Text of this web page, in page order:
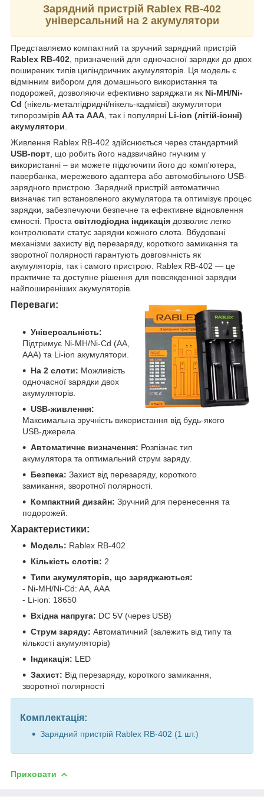
Зарядний пристрій Rablex RB-402
універсальний на 2 акумулятори
Представляємо компактний та зручний зарядний пристрій
Rablex RB-402 , призначений для одночасної зарядки до двох
поширених типів циліндричних акумуляторів. Ця модель є
відмінним вибором для домашнього використання та
подорожей, дозволяючи ефективно заряджати як Ni-MH/Ni-
Cd (нікель-металгідридні/нікель-кадмієві) акумулятори
типорозмірів AA та AAA , так і популярні Li-ion (літій-іонні)
акумулятори
Живлення Rablex RB-402 здійснюється через стандартний
USB-порт , що робить його надзвичайно гнучким у
використанні – ви можете підключити його до комп'ютера,
павербанка, мережевого адаптера або автомобільного USB-
зарядного пристрою. Зарядний пристрій автоматично
визначає тип встановленого акумулятора та оптимізує процес
зарядки, забезпечуючи безпечне та ефективне відновлення
ємності. Проста світлодіодна індикація дозволяє легко
контролювати статус зарядки кожного слота. Вбудовані
механізми захисту від перезаряду, короткого замикання та
зворотної полярності гарантують довговічність як
акумуляторів, так і самого пристрою. Rablex RB-402 — це
практичне та доступне рішення для повсякденної зарядки
найпоширеніших акумуляторів.
Переваги:
Універсальність:
Підтримує Ni-MH/Ni-Cd (AA,
AAA) та Li-ion акумулятори.
На 2 слоти: Можливість
одночасної зарядки двох
акумуляторів.
USB-живлення:
Максимальна зручність використання від будь-якого
USB-джерела.
Автоматичне визначення: Розпізнає тип
акумулятора та оптимальний струм заряду.
Безпека: Захист від перезаряду, короткого
замикання, зворотної полярності.
Компактний дизайн: Зручний для перенесення та
подорожей.
Характеристики:
Модель: Rablex RB-402
Кількість слотів: 2
Типи акумуляторів, що заряджаються:
- Ni-MH/Ni-Cd: AA, AAA
- Li-ion: 18650
Вхідна напруга: DC 5V (через USB)
Струм заряду: Автоматичний (залежить від типу та
кількості акумуляторів)
Індикація: LED
Захист: Від перезаряду, короткого замикання,
зворотної полярності
Комплектація:
Зарядний пристрій Rablex RB-402 (1 шт.)
Приховати